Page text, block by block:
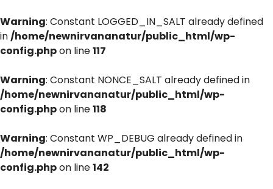
Warning: Constant LOGGED_IN_SALT already defined
in/home/newnirvananatur/public_html/wp-
config.phpon line117
Warning: Constant NONCE_SALT already defined in
/home/newnirvananatur/public_html/wp-
config.phpon line118
Warning: Constant WP_DEBUG already defined in
/home/newnirvananatur/public_html/wp-
config.phpon line142